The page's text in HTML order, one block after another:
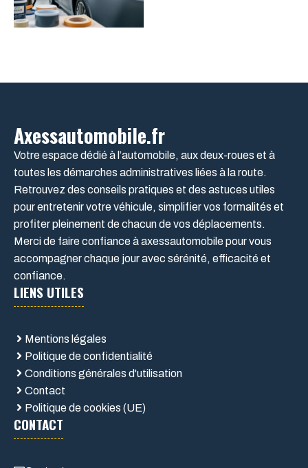
Axessautomobile.fr
Votre espace dédié à l’automobile, aux deux-roues et à
toutes les démarches administratives liées à la route.
Retrouvez des conseils pratiques et des astuces utiles
pour entretenir votre véhicule, simplifier vos formalités et
profiter pleinement de chacun de vos déplacements.
Merci de faire confiance à axessautomobile pour vous
accompagner chaque jour avec sérénité, efficacité et
confiance.
LIENS UTILES
Mentions légales
Politique de confidentialité
Conditions générales d'utilisation
Contact
Politique de cookies (UE)
CONTACT